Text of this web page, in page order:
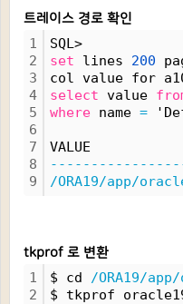
트레이스 경로 확인
1
2
3
4
5
6
7
8
9
SQL>
set lines 200
col value for
select value
where name =
VALUE
/ORA19/app/
tkprof 로 변환
1
2
$ cd /ORA19/
$ tkprof